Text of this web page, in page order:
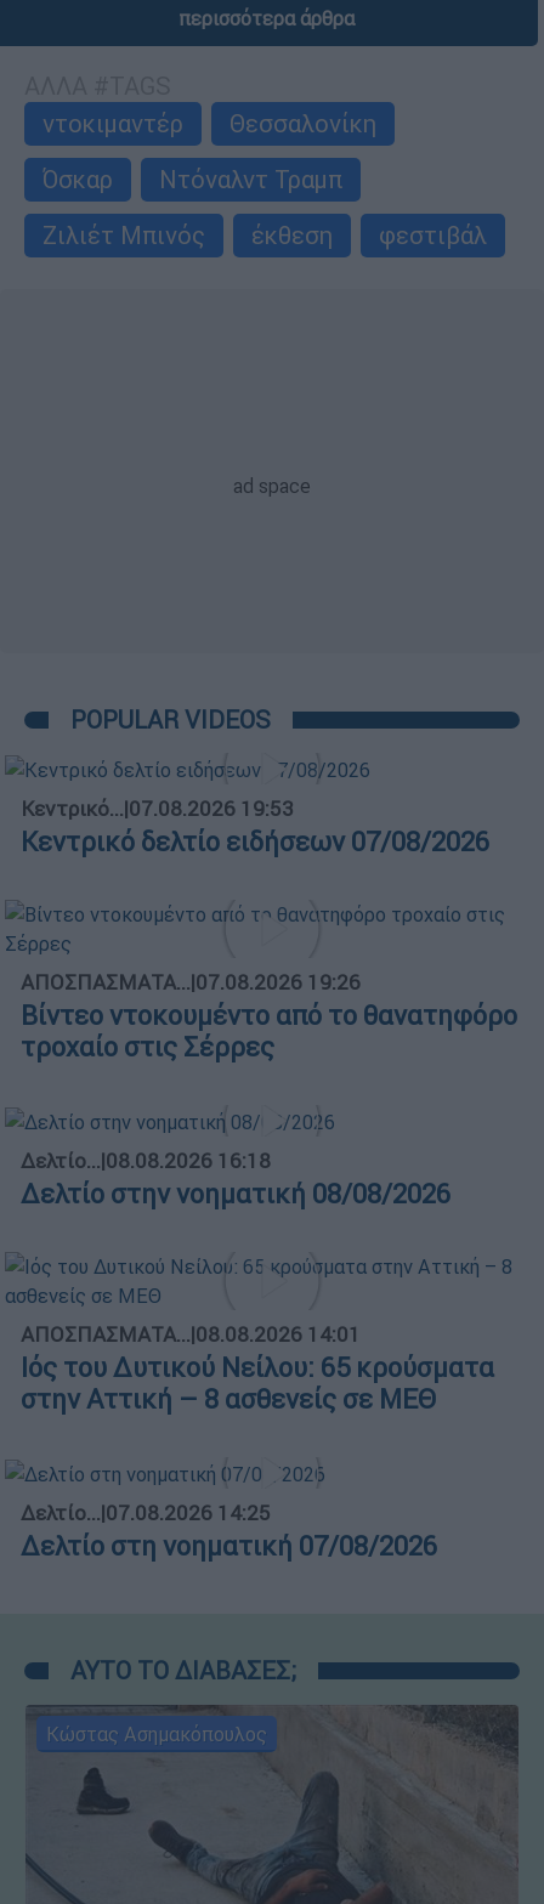
περισσότερα άρθρα
ντοκιμαντέρ
Θεσσαλονίκη
Όσκαρ
Ντόναλντ Τραμπ
Ζιλιέτ Μπινός
έκθεση φεστιβάλ
POPULAR VIDEOS
Κεντρικό...|07.08.2026 19:53
Κεντρικό δελτίο ειδήσεων 07/08/2026
ΑΠΟΣΠΑΣΜΑΤΑ...|07.08.2026 19:26
Βίντεο ντοκουμέντο από το θανατηφόρο
τροχαίο στις Σέρρες
Δελτίο...|08.08.2026 16:18
Δελτίο στην νοηματική 08/08/2026
ΑΠΟΣΠΑΣΜΑΤΑ...|08.08.2026 14:01
Ιός του Δυτικού Νείλου: 65 κρούσματα
στην Αττική – 8 ασθενείς σε ΜΕΘ
Δελτίο...|07.08.2026 14:25
Δελτίο στη νοηματική 07/08/2026
ΑΥΤΟ ΤΟ ΔΙΑΒΑΣΕΣ;
Κώστας Ασημακόπουλος